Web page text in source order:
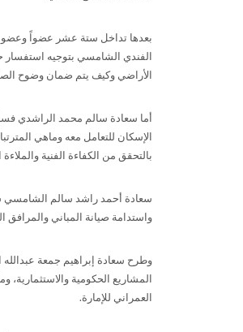
بعدها تداخل ستة عشر عضواً
الفندي الشامسي بتوجيه استفسار
الأراضي وكيف يتم ضمان وضوح
أما سعادة سالم محمد الراشدي
الإسكان للتعامل معه وماهي
بالتحقق من الكفاءة الفنية
سعادة أحمد راشد سالم الشامسي سأل
واستدامة صيانة المباني
وطرح سعادة إبراهيم جمعة عبدالله
المشاريع الحكومية والاستثمارية،
العمراني للإمارة.